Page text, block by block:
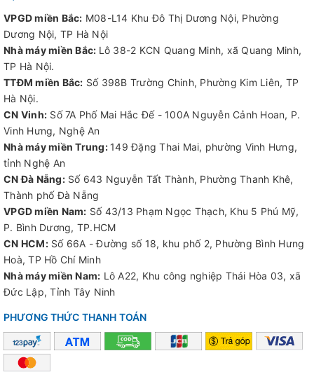
VPGD miền Bắc: M08-L14 Khu Đô Thị Dương Nội, Phường
Dương Nội, TP Hà Nội
Nhà máy miền Bắc: Lô 38-2 KCN Quang Minh, xã Quang Minh,
TP Hà Nội.
TTĐM miền Bắc: Số 398B Trường Chinh, Phường Kim Liên, TP
Hà Nội.
CN Vinh: Số 7A Phố Mai Hắc Đế - 100A Nguyễn Cảnh Hoan, P.
Vinh Hưng, Nghệ An
Nhà máy miền Trung: 149 Đặng Thai Mai, phường Vinh Hưng,
tỉnh Nghệ An
CN Đà Nẵng:Số 643 Nguyễn Tất Thành, Phường Thanh Khê,
Thành phố Đà Nẵng
VPGD miền Nam: Số 43/13 Phạm Ngọc Thạch, Khu 5 Phú Mỹ,
P. Bình Dương, TP.HCM
CN HCM:Số 66A - Đường số 18, khu phố 2, Phường Bình Hưng
Hoà, TP Hồ Chí Minh
Nhà máy miền Nam: Lô A22, Khu công nghiệp Thái Hòa 03, xã
Đức Lập, Tỉnh Tây Ninh
PHƯƠNG THỨC THANH TOÁN